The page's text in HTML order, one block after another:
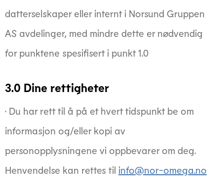
datterselskaper eller internt i Norsund Gruppen
AS avdelinger, med mindre dette er nødvendig
for punktene spesifisert i punkt 1.0
3.0 Dine rettigheter
· Du har rett til å på et hvert tidspunkt be om
informasjon og/eller kopi av
personopplysningene vi oppbevarer om deg.
Henvendelse kan rettes til info@nor-omega.no